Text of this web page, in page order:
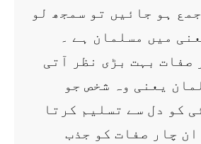
ہو جائیں تو سمجھ لو
میں مسلمان ہے ۔
صفات بہت بڑی نظر آتی
یعنی وہ شخص جو
کو دل سے تسلیم کرتا
چار صفات کو جذب